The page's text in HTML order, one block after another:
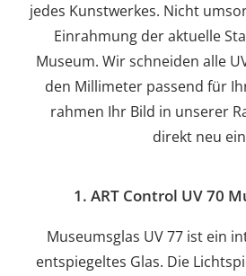
jedes Kunstwerkes. Nicht
Einrahmung der aktuelle
Museum. Wir schneiden alle
den Millimeter passend für
rahmen Ihr Bild in unserer
direkt neu
1. ART Control UV 70
Museumsglas UV 77 ist ein
entspiegeltes Glas. Die